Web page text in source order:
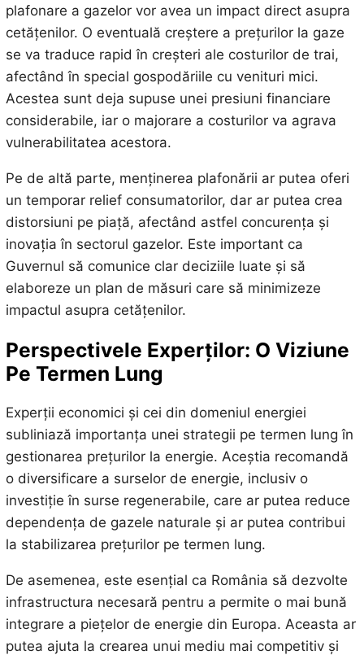
plafonare a gazelor vor avea un impact direct asupra
cetățenilor. O eventuală creștere a prețurilor la gaze
se va traduce rapid în creșteri ale costurilor de trai,
afectând în special gospodăriile cu venituri mici.
Acestea sunt deja supuse unei presiuni financiare
considerabile, iar o majorare a costurilor va agrava
vulnerabilitatea acestora.
Pe de altă parte, menținerea plafonării ar putea oferi
un temporar relief consumatorilor, dar ar putea crea
distorsiuni pe piață, afectând astfel concurența și
inovația în sectorul gazelor. Este important ca
Guvernul să comunice clar deciziile luate și să
elaboreze un plan de măsuri care să minimizeze
impactul asupra cetățenilor.
Perspectivele Experților: O Viziune
Pe Termen Lung
Experții economici și cei din domeniul energiei
subliniază importanța unei strategii pe termen lung în
gestionarea prețurilor la energie. Aceștia recomandă
o diversificare a surselor de energie, inclusiv o
investiție în surse regenerabile, care ar putea reduce
dependența de gazele naturale și ar putea contribui
la stabilizarea prețurilor pe termen lung.
De asemenea, este esențial ca România să dezvolte
infrastructura necesară pentru a permite o mai bună
integrare a piețelor de energie din Europa. Aceasta ar
putea ajuta la crearea unui mediu mai competitiv și